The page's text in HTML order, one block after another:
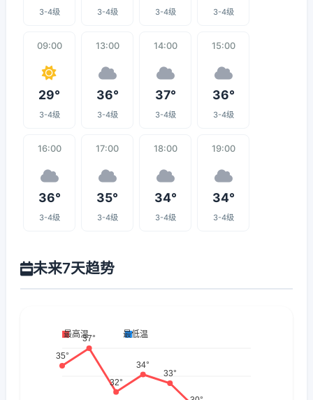
3-4级 3-4级 3-4级 3-4级
09:00
29°
3-4级
13:00
36°
3-4级
14:00
37°
3-4级
15:00
36°
3-4级
16:00
36°
3-4级
17:00
35°
3-4级
18:00
34°
3-4级
19:00
34°
3-4级
未来7天趋势